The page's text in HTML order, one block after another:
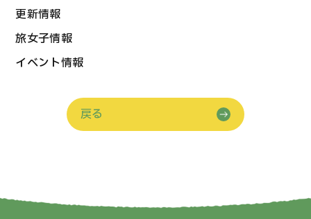
更新情報
旅女子情報
イベント情報
戻る